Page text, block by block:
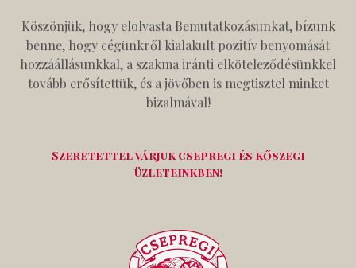
Köszönjük, hogy elolvasta Bemutatkozásunkat, bízunk
benne, hogy cégünkről kialakult pozitív benyomását
hozzáállásunkkal, a szakma iránti elköteleződésünkkel
tovább erősítettük, és a jövőben is megtisztel minket
bizalmával!
Szeretettel várjuk csepregi és kőszegi
üzleteinkben!